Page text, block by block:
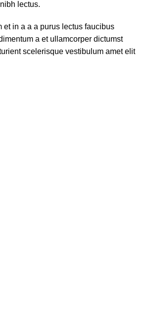
lectus.
in a a a purus lectus faucibus
a et ullamcorper dictumst
scelerisque vestibulum amet elit